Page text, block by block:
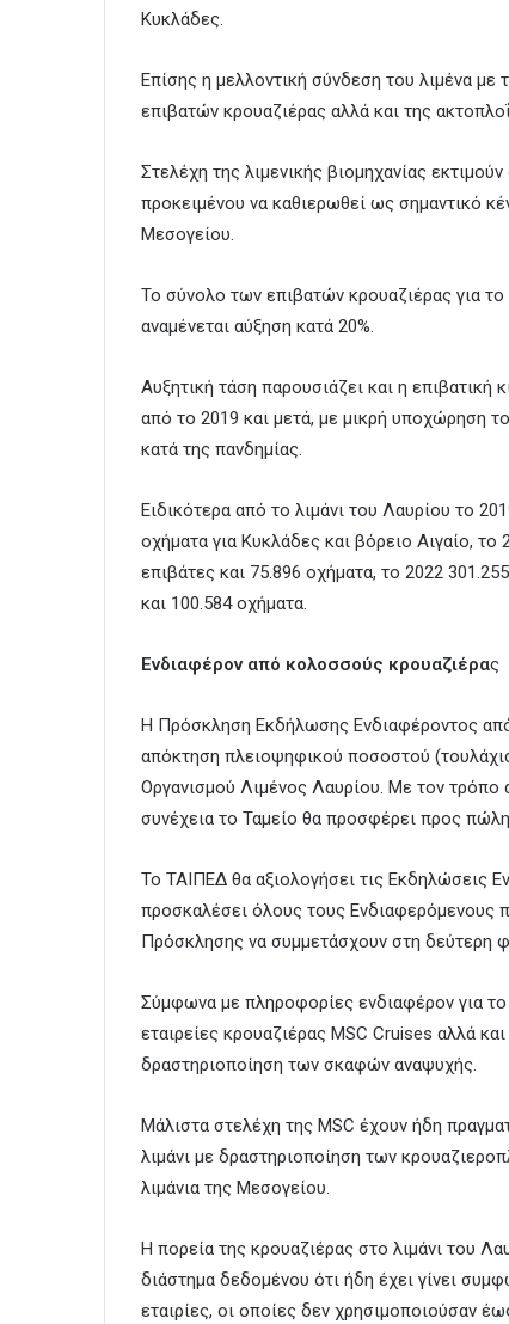
Κυκλάδες.
Επίσης η μελλοντική σύνδεση του λιμένα
επιβατών κρουαζιέρας αλλά και της
Στελέχη της λιμενικής βιομηχανίας
προκειμένου να καθιερωθεί ως σημαντικό
Μεσογείου.
Το σύνολο των επιβατών κρουαζιέρας για
αναμένεται αύξηση κατά 20%.
Αυξητική τάση παρουσιάζει και η επιβατική
από το 2019 και μετά, με μικρή υποχώρηση
κατά της πανδημίας.
Ειδικότερα από το λιμάνι του Λαυρίου το
οχήματα για Κυκλάδες και βόρειο Αιγαίο,
επιβάτες και 75.896 οχήματα, το 2022
και 100.584 οχήματα.
Ενδιαφέρον από κολοσσούς κρουαζιέρας
Η Πρόσκληση Εκδήλωσης Ενδιαφέροντος
απόκτηση πλειοψηφικού ποσοστού
Οργανισμού Λιμένος Λαυρίου. Με τον τρόπο
συνέχεια το Ταμείο θα προσφέρει προς
Το ΤΑΙΠΕΔ θα αξιολογήσει τις Εκδηλώσεις
προσκαλέσει όλους τους Ενδιαφερόμενους
Πρόσκλησης να συμμετάσχουν στη δεύτερη
Σύμφωνα με πληροφορίες ενδιαφέρον για
εταιρείες κρουαζιέρας MSC Cruises αλλά
δραστηριοποίηση των σκαφών αναψυχής.
Μάλιστα στελέχη της ΜSC έχουν ήδη
λιμάνι με δραστηριοποίηση των
λιμάνια της Μεσογείου.
Η πορεία της κρουαζιέρας στο λιμάνι του
διάστημα δεδομένου ότι ήδη έχει γίνει
εταιρίες, οι οποίες δεν χρησιμοποιούσαν